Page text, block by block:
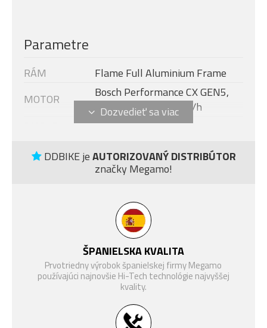
DDBIKE jeAUTORIZOVANÝ DISTRIBÚTOR
značky Megamo!
ŠPANIELSKA KVALITA
Prvotriedny výrobok španielskej firmy Megamo
používajúci najnovšie Hi-Tech technológie najvyššej
kvality.
Parametre
RÁM
Flame Full Aluminium Frame
MOTOR
Bosch Performance CX GEN5,
750W, 100Nm, 25km/h
Bosch Purion 200
BATÉRIE
Bosch PowerTube 800 Wh
Fox 36 Performance, vzduch,
160mm
FOX Float X Performance,
230x60mm, vzduch, 160 mm
RADENIE
Shimano Deore XT M8100
Shadow Plus, 12-rýchlosťou
Shimano Deore XT M8100,
spúšťací spínač